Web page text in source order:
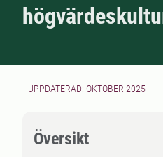
UPPDATERAD: OKTOBER 2025
Översikt